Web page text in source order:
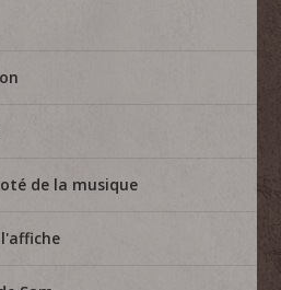
de la musique